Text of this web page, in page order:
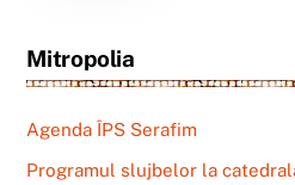
Mitropolia
Agenda ÎPS Serafim
Programul slujbelor la